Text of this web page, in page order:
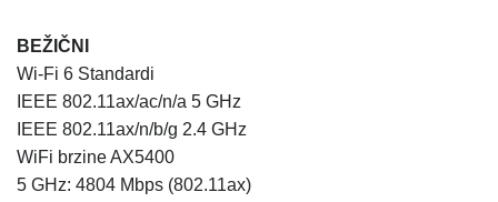
BEŽIČNI
Wi-Fi 6 Standardi
IEEE 802.11ax/ac/n/a 5 GHz
IEEE 802.11ax/n/b/g 2.4 GHz
WiFi brzine AX5400
5 GHz: 4804 Mbps (802.11ax)